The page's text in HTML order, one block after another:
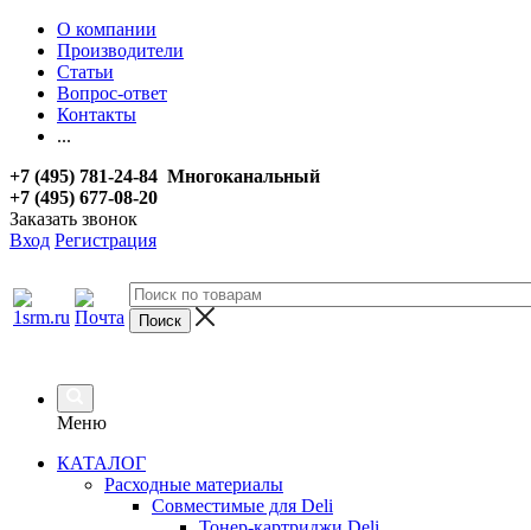
О компании
Производители
Статьи
Вопрос-ответ
Контакты
...
+7 (495) 781-24-84 Многоканальный
+7 (495) 677-08-20
Заказать звонок
Вход Регистрация
Меню
КАТАЛОГ
Расходные материалы
Совместимые для Deli